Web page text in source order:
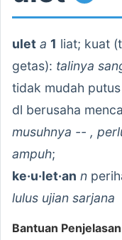
ulet a 1 liat; kuat
getas): talinya
tidak mudah
dl berusaha
musuhnya -- ,
ampuh;
ke·u·let·an n
lulus ujian sarjana
Bantuan